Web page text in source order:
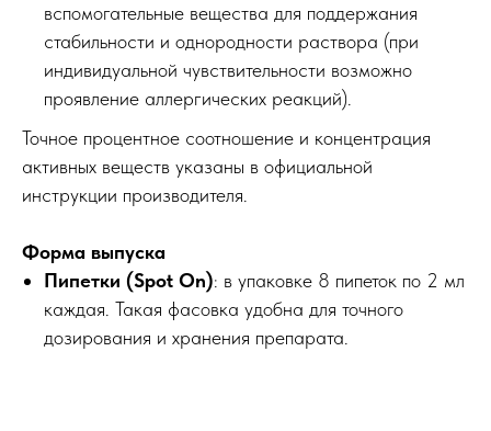
вспомогательные вещества для поддержания
стабильности и однородности раствора (при
индивидуальной чувствительности возможно
проявление аллергических реакций).
Точное процентное соотношение и концентрация
активных веществ указаны в официальной
инструкции производителя.
Форма выпуска
Пипетки (Spot On): в упаковке 8 пипеток по 2 мл
каждая. Такая фасовка удобна для точного
дозирования и хранения препарата.